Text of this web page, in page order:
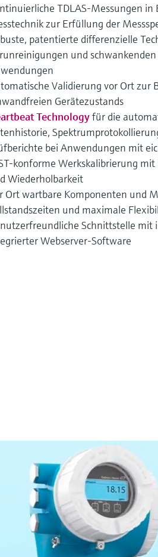
TDLAS-Messungen
zur Erfüllung der
patentierte differenzielle
und
Validierung vor Ort zur
Gerätezustands
Technologyfür die
bei Anwendungen mit
konforme Werkskalibrierung
Wiederholbarkeit
Ort wartbare Komponenten und
und maximale
Schnittstelle
Webserver-Software